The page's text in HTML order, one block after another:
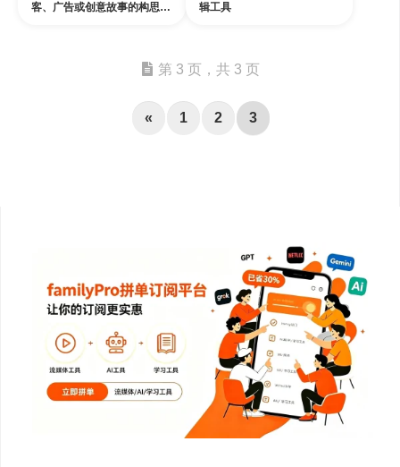
客、广告或创意故事的构思和
辑工具
第 3 页，共 3 页
« 1 2 3